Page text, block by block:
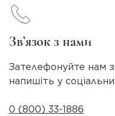
Зв’язок з нами
Зателефонуйте нам
напишіть у
0 (800) 33-1886